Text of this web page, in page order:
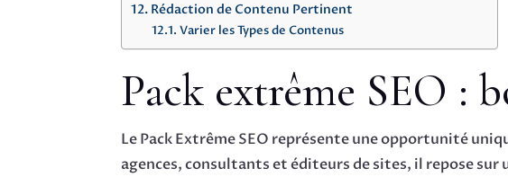
Rédaction de Contenu Pertinent
Varier les Types de Contenus
Pack extrême SEO :
Le Pack Extrême SEO représente une opportunité
agences, consultants et éditeurs de sites, il repose sur